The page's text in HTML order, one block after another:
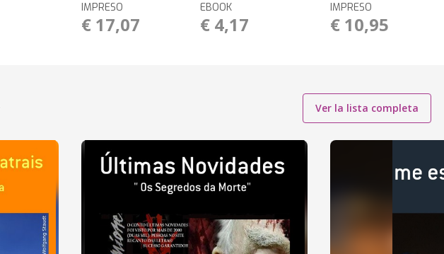
IMPRESO
€ 17,07
EBOOK
€ 4,17
IMPRESO
€ 10,95
Ver la lista completa